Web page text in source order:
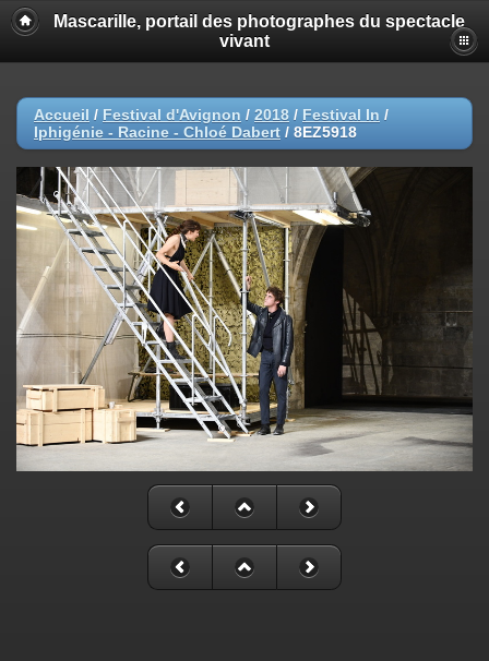
Mascarille, portail des photographes du spectacle
vivant
Accueil / Festival d'Avignon / 2018 / Festival In /
Iphigénie - Racine - Chloé Dabert / 8EZ5918